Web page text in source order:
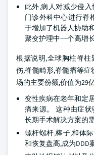
此外,病人对减少侵
门诊外科中心进行脊
于增加了机器人协助
聚变护理中一个高增
根据说明,全球胸柱脊
伤,脊髓畸形,脊髓瘤等症
场的主要份额,价值为29亿
变性疾病在老年和定
痛来源。 这种由症状
长期手术解决方案的需
螺杆螺杆,棒子,和体
和恢复盘高,成为DDD